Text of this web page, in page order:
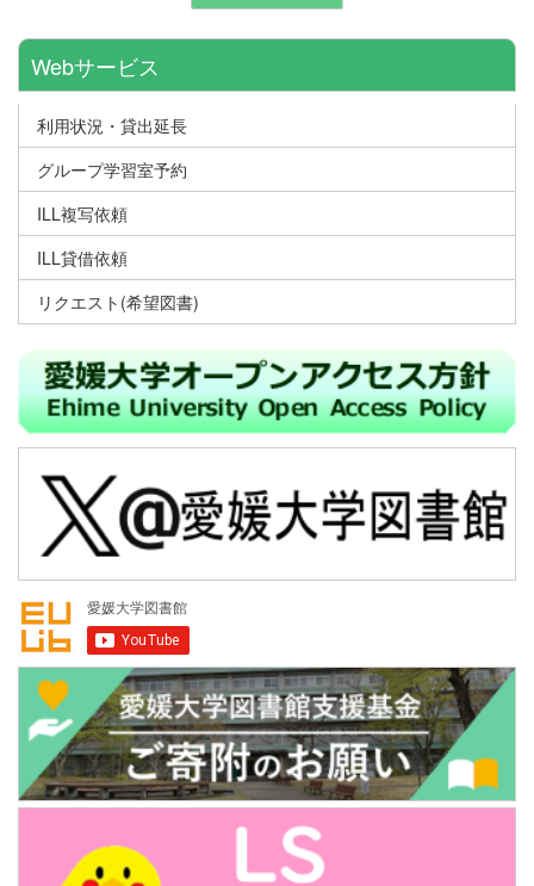
Webサービス
利用状況・貸出延長
グループ学習室予約
ILL複写依頼
ILL貸借依頼
リクエスト(希望図書)